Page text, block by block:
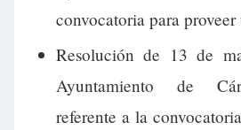
convocatoria para
Resolución de 13 de
Ayuntamiento de
referente a la